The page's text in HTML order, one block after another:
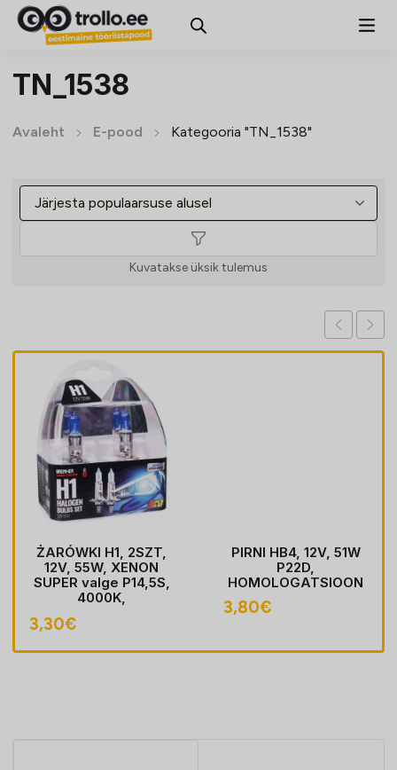
TN_1538
Avaleht E-pood Kategooria "TN_1538"
Kuvatakse üksik tulemus
ŻARÓWKI H1, 2SZT,
12V, 55W, XENON
SUPER valge P14,5S,
4000K,
3,30€
PIRNI HB4, 12V, 51W
P22D,
HOMOLOGATSIOON
3,80€